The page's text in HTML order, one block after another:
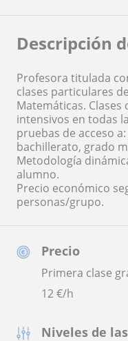
Precio
Primera clase
12€/h
Niveles de
Descripción
Profesora titulada
clases particulares
Matemáticas. Clases
intensivos en todas
pruebas de acceso
bachillerato, grado
Metodología
alumno.
Precio económico
personas/grupo.